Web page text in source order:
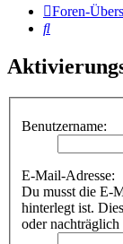
Foren-
Suche
Benutzername:
E-Mail-Adresse:
Du musst die E-
hinterlegt ist.
oder